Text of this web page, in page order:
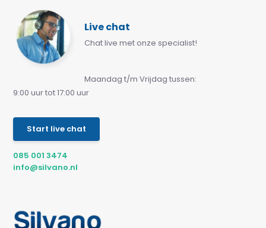
Live chat
Chat live met onze specialist!
Maandag t/m Vrijdag tussen:
9:00 uur tot 17:00 uur
Start live chat
085 001 3474
info@silvano.nl